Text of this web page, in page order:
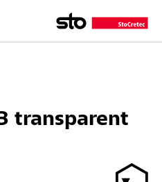
transparent